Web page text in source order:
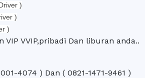
)
)
)
VIP VVIP,pribadi Dan liburan anda..
4074 ) Dan ( 0821-1471-9461 )